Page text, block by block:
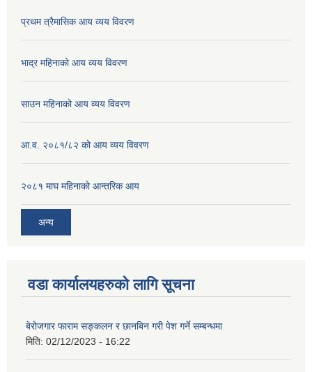
प्रथम त्रैमासिक आय व्यय विवरण
भाद्र महिनाको आय व्यय विवरण
साउन महिनाको आय व्यय विवरण
आ.व. २०८१/८२ को आय व्यय विवरण
२०८१ माघ महिनाको आन्तरिक आय
अन्य
वडा कार्यालयहरुको लागि सूचना
बेरोजगार फाराम सङ्कलन र छानबिन गरी पेश गर्ने सम्बन्धमा
मिति: 02/12/2023 - 16:22